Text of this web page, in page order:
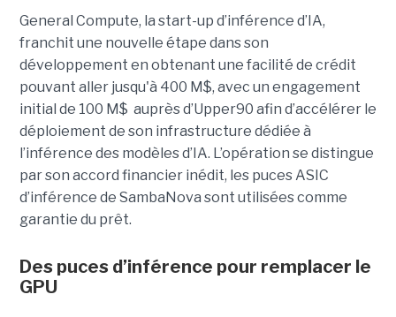
General Compute, la start-up d’inférence d’IA,
franchit une nouvelle étape dans son
développement en obtenant une facilité de crédit
pouvant aller jusqu'à 400 M$, avec un engagement
initial de 100 M$ auprès d’Upper90 afin d’accélérer le
déploiement de son infrastructure dédiée à
l’inférence des modèles d’IA. L’opération se distingue
par son accord financier inédit, les puces ASIC
d’inférence de SambaNova sont utilisées comme
garantie du prêt.
Des puces d’inférence pour remplacer le
GPU